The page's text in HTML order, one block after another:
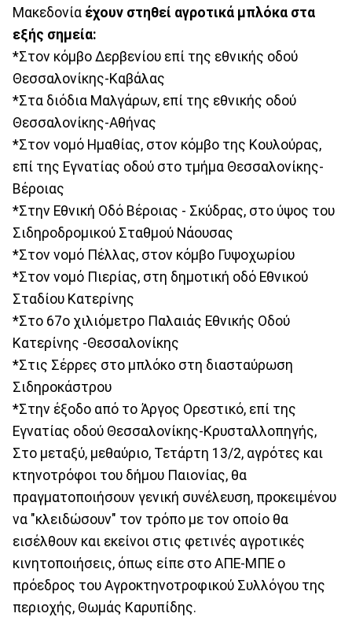
Μακεδονία έχουν στηθεί αγροτικά μπλόκα στα
εξής σημεία:
*Στον κόμβο Δερβενίου επί της εθνικής οδού
Θεσσαλονίκης-Καβάλας
*Στα διόδια Μαλγάρων, επί της εθνικής οδού
Θεσσαλονίκης-Αθήνας
*Στον νομό Ημαθίας, στον κόμβο της Κουλούρας,
επί της Εγνατίας οδού στο τμήμα Θεσσαλονίκης-
Βέροιας
*Στην Εθνική Οδό Βέροιας - Σκύδρας, στο ύψος του
Σιδηροδρομικού Σταθμού Νάουσας
*Στον νομό Πέλλας, στον κόμβο Γυψοχωρίου
*Στον νομό Πιερίας, στη δημοτική οδό Εθνικού
Σταδίου Κατερίνης
*Στο 67ο χιλιόμετρο Παλαιάς Εθνικής Οδού
Κατερίνης -Θεσσαλονίκης
*Στις Σέρρες στο μπλόκο στη διασταύρωση
Σιδηροκάστρου
*Στην έξοδο από το Άργος Ορεστικό, επί της
Εγνατίας οδού Θεσσαλονίκης-Κρυσταλλοπηγής,
Στο μεταξύ, μεθαύριο, Τετάρτη 13/2, αγρότες και
κτηνοτρόφοι του δήμου Παιονίας, θα
πραγματοποιήσουν γενική συνέλευση, προκειμένου
να "κλειδώσουν" τον τρόπο με τον οποίο θα
εισέλθουν και εκείνοι στις φετινές αγροτικές
κινητοποιήσεις, όπως είπε στο ΑΠΕ-ΜΠΕ ο
πρόεδρος του Αγροκτηνοτροφικού Συλλόγου της
περιοχής, Θωμάς Καρυπίδης.